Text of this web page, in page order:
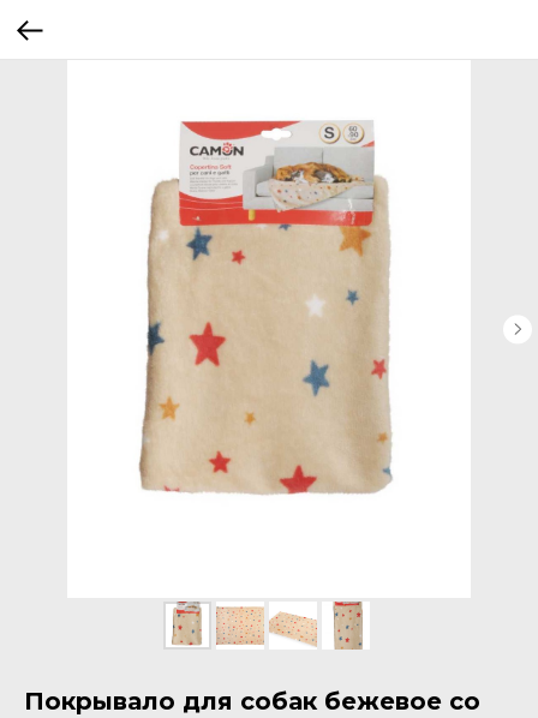
Покрывало для собак бежевое со